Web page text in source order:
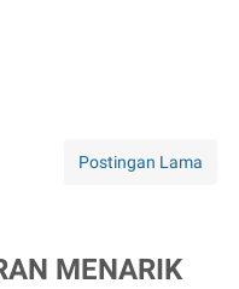
Postingan Lama
MENARIK